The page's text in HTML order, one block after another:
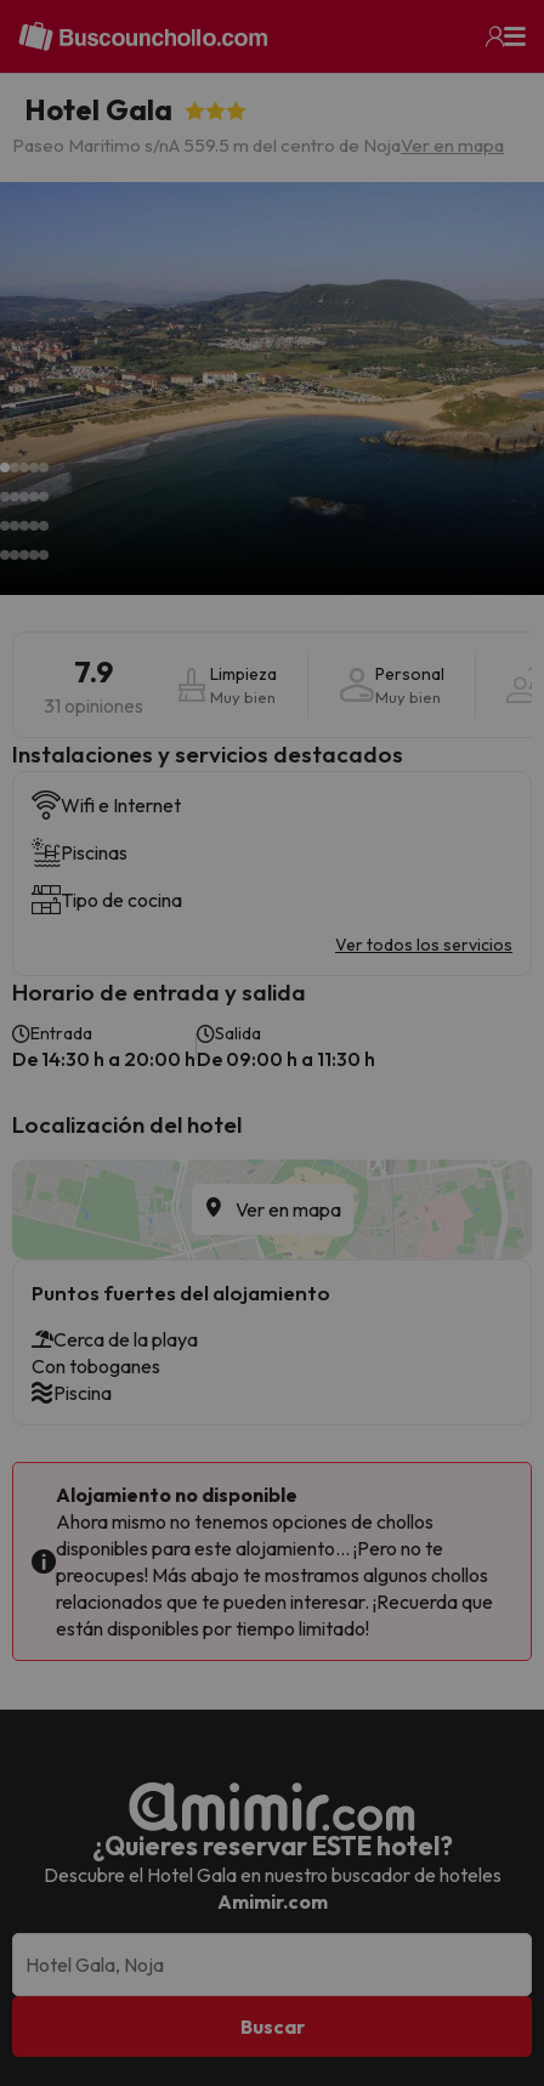
Hotel Gala
Paseo Maritimo s/nA 559.5 m del centro de NojaVer en mapa
7.9
31 opiniones
Limpieza
Muy bien
Personal
Muy bien
Instalaciones y servicios destacados
Wifi e Internet
Piscinas
Tipo de cocina
Ver todos los servicios
Horario de entrada y salida
Entrada
De 14:30 h a 20:00 h
Salida
De 09:00 h a 11:30 h
Localización del hotel
Ver en mapa
Puntos fuertes del alojamiento
Cerca de la playa
Con toboganes
Piscina
Alojamiento no disponible
Ahora mismo no tenemos opciones de chollos
disponibles para este alojamiento... ¡Pero no te
preocupes! Más abajo te mostramos algunos chollos
relacionados que te pueden interesar. ¡Recuerda que
están disponibles por tiempo limitado!
¿Quieres reservar ESTE hotel?
Descubre el Hotel Galaen nuestro buscador de hoteles
Amimir.com
Buscar